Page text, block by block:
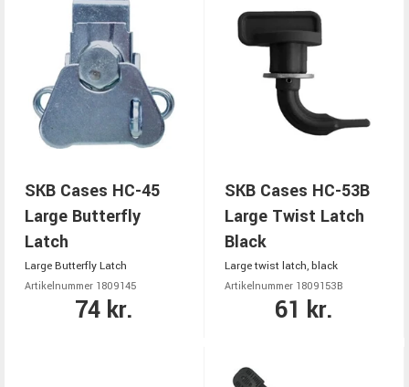
SKB Cases HC-45
Large Butterfly
Latch
Large Butterfly Latch
Artikelnummer 1809145
74 kr.
SKB Cases HC-53B
Large Twist Latch
Black
Large twist latch, black
Artikelnummer 1809153B
61 kr.